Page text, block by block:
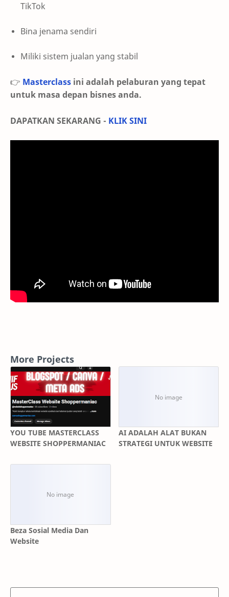
TikTok
Bina jenama sendiri
Miliki sistem jualan yang stabil
👉 Masterclass ini adalah pelaburan yang tepat
untuk masa depan bisnes anda.
DAPATKAN SEKARANG - KLIK SINI
More Projects
YOU TUBE MASTERCLASS
WEBSITE SHOPPERMANIAC
AI ADALAH ALAT BUKAN
STRATEGI UNTUK WEBSITE
Beza Sosial Media Dan
Website